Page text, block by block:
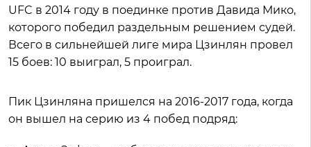
UFC в 2014 году в поединке против Давида Мико,
которого победил раздельным решением судей.
Всего в сильнейшей лиге мира Цзинлян провел
15 боев: 10 выиграл, 5 проиграл.
Пик Цзинляна пришелся на 2016-2017 года, когда
он вышел на серию из 4 побед подряд: